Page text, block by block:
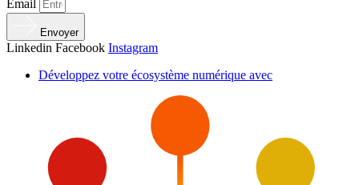
Email
Envoyer
Linkedin Facebook Instagram
Développez votre écosystème numérique avec